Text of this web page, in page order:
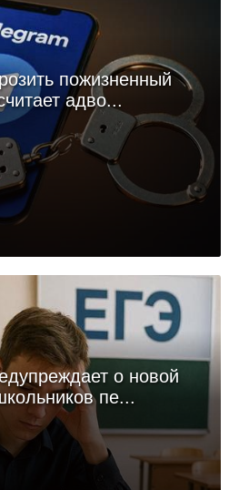
пожизненный
адво...
о новой
пе...